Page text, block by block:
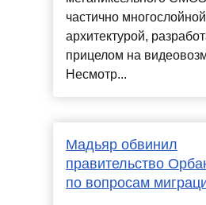
частично многослойной
архитектурой,
прицелом на
Несмотр...
Мадьяр обвинил
правительство
по вопросам